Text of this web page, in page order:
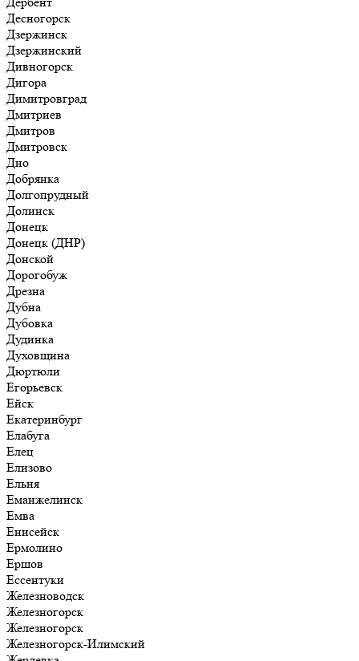
Десногорск
Дзержинск
Дзержинский
Дивногорск
Дигора
Димитровград
Дмитриев
Дмитров
Дмитровск
Дно
Добрянка
Долгопрудный
Долинск
Донецк
Донецк (ДНР)
Донской
Дорогобуж
Дрезна
Дубна
Дубовка
Дудинка
Духовщина
Дюртюли
Егорьевск
Ейск
Екатеринбург
Елабуга
Елец
Елизово
Ельня
Еманжелинск
Емва
Енисейск
Ермолино
Ершов
Ессентуки
Железноводск
Железногорск
Железногорск
Железногорск-Илимский